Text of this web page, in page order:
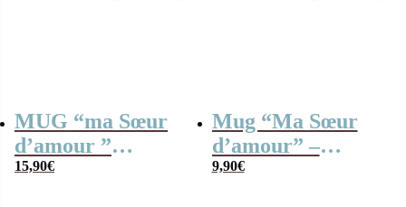
MUG “ma Sœur
d’amour ”
bonbons rétro 80 –
15,90€
Mug “Ma Sœur
d’amour” –
Cadeau Sœur
9,90€